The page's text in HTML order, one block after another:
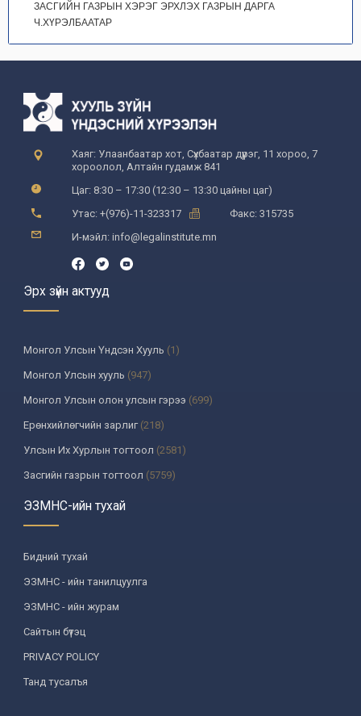
ЗАСГИЙН ГАЗРЫН ХЭРЭГ ЭРХЛЭХ ГАЗРЫН ДАРГА
Ч.ХҮРЭЛБААТАР
Хаяг: Улаанбаатар хот, Сүхбаатар дүүрэг, 11 хороо, 7
хороолол, Алтайн гудамж 841
Цаг: 8:30 – 17:30 (12:30 – 13:30 цайны цаг)
Утас: +(976)-11-323317
Факс: 315735
И-мэйл: info@legalinstitute.mn
Эрх зүйн актууд
Монгол Улсын Үндсэн Хууль (1)
Монгол Улсын хууль (947)
Монгол Улсын олон улсын гэрээ (699)
Ерөнхийлөгчийн зарлиг(218)
Улсын Их Хурлын тогтоол (2581)
Засгийн газрын тогтоол (5759)
Үндсэн хуулийн цэцийн шийдвэр
Улсын дээд шүүхийн тогтоол
УИХ-аас томилогддог байгууллагын дарга, түүнтэй адилтгах албан
тушаалтны шийдвэр
Сайдын тушаал(987)
Засгийн газрын агентлагийн даргын тушаал
Хууль, хяналтын байгууллага
Төрийн зарим чиг үүргийг хууль болон гэрээний үндсэн дээр
хэрэгжүүлж буй байгууллага
ЭЗМНС-ийн тухай
Бидний тухай
ЭЗМНС - ийн танилцуулга
ЭЗМНС - ийн журам
Сайтын бүтэц
PRIVACY POLICY
Танд тусалъя